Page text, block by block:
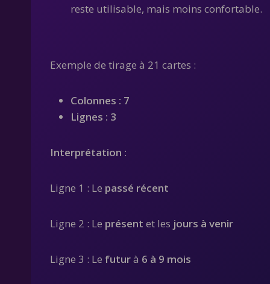
reste utilisable, mais moins confortable.
Exemple de tirage à 21 cartes :
Colonnes : 7
Lignes : 3
Interprétation :
Ligne 1 : Le passé récent
Ligne 2 : Le présent et les jours à venir
Ligne 3 : Le futurà 6 à 9 mois